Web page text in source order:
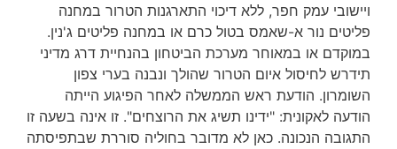
ויישובי עמק חפר, ללא דיכוי התארגנות הטרור במחנה
פליטים נור א-שאמס בטול כרם או במחנה פליטים ג'נין.
במוקדם או במאוחר מערכת הביטחון בהנחיית דרג מדיני
תידרש לחיסול איום הטרור שהולך ונבנה בערי צפון
השומרון. הודעת ראש הממשלה לאחר הפיגוע הייתה
הודעה לאקונית: "ידינו תשיג את הרוצחים". זו אינה בשעה זו
התגובה הנכונה. כאן לא מדובר בחוליה סוררת שבתפיסתה